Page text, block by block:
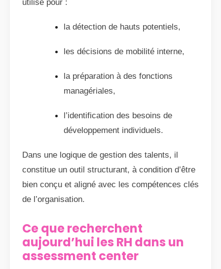
utilisé pour :
la détection de hauts potentiels,
les décisions de mobilité interne,
la préparation à des fonctions
managériales,
l’identification des besoins de
développement individuels.
Dans une logique de gestion des talents, il
constitue un outil structurant, à condition d’être
bien conçu et aligné avec les compétences clés
de l’organisation.
Ce que recherchent
aujourd’hui les RH dans un
assessment center